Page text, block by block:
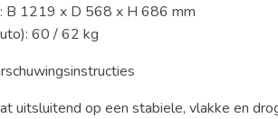
B 1219 x D 568 x H 686 mm
60 / 62 kg
uitsluitend op een stabiele, vlakke en